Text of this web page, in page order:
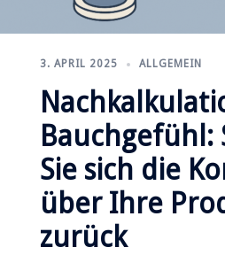
3. APRIL 2025 ALLGEMEIN
Bauchgefühl:
Sie sich die
über Ihre
zurück